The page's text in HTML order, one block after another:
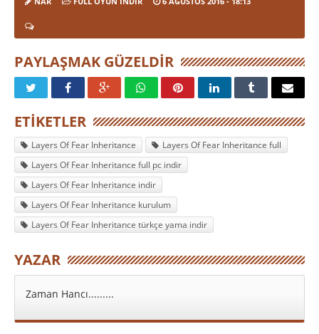
PAYLAŞMAK GÜZELDIR
ETIKETLER
Layers Of Fear Inheritance
Layers Of Fear Inheritance full
Layers Of Fear Inheritance full pc indir
Layers Of Fear Inheritance indir
Layers Of Fear Inheritance kurulum
Layers Of Fear Inheritance türkçe yama indir
YAZAR
Zaman Hancı.........